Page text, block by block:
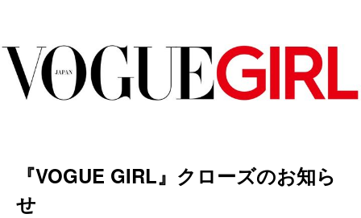
『VOGUE GIRL』クローズのお知ら
せ